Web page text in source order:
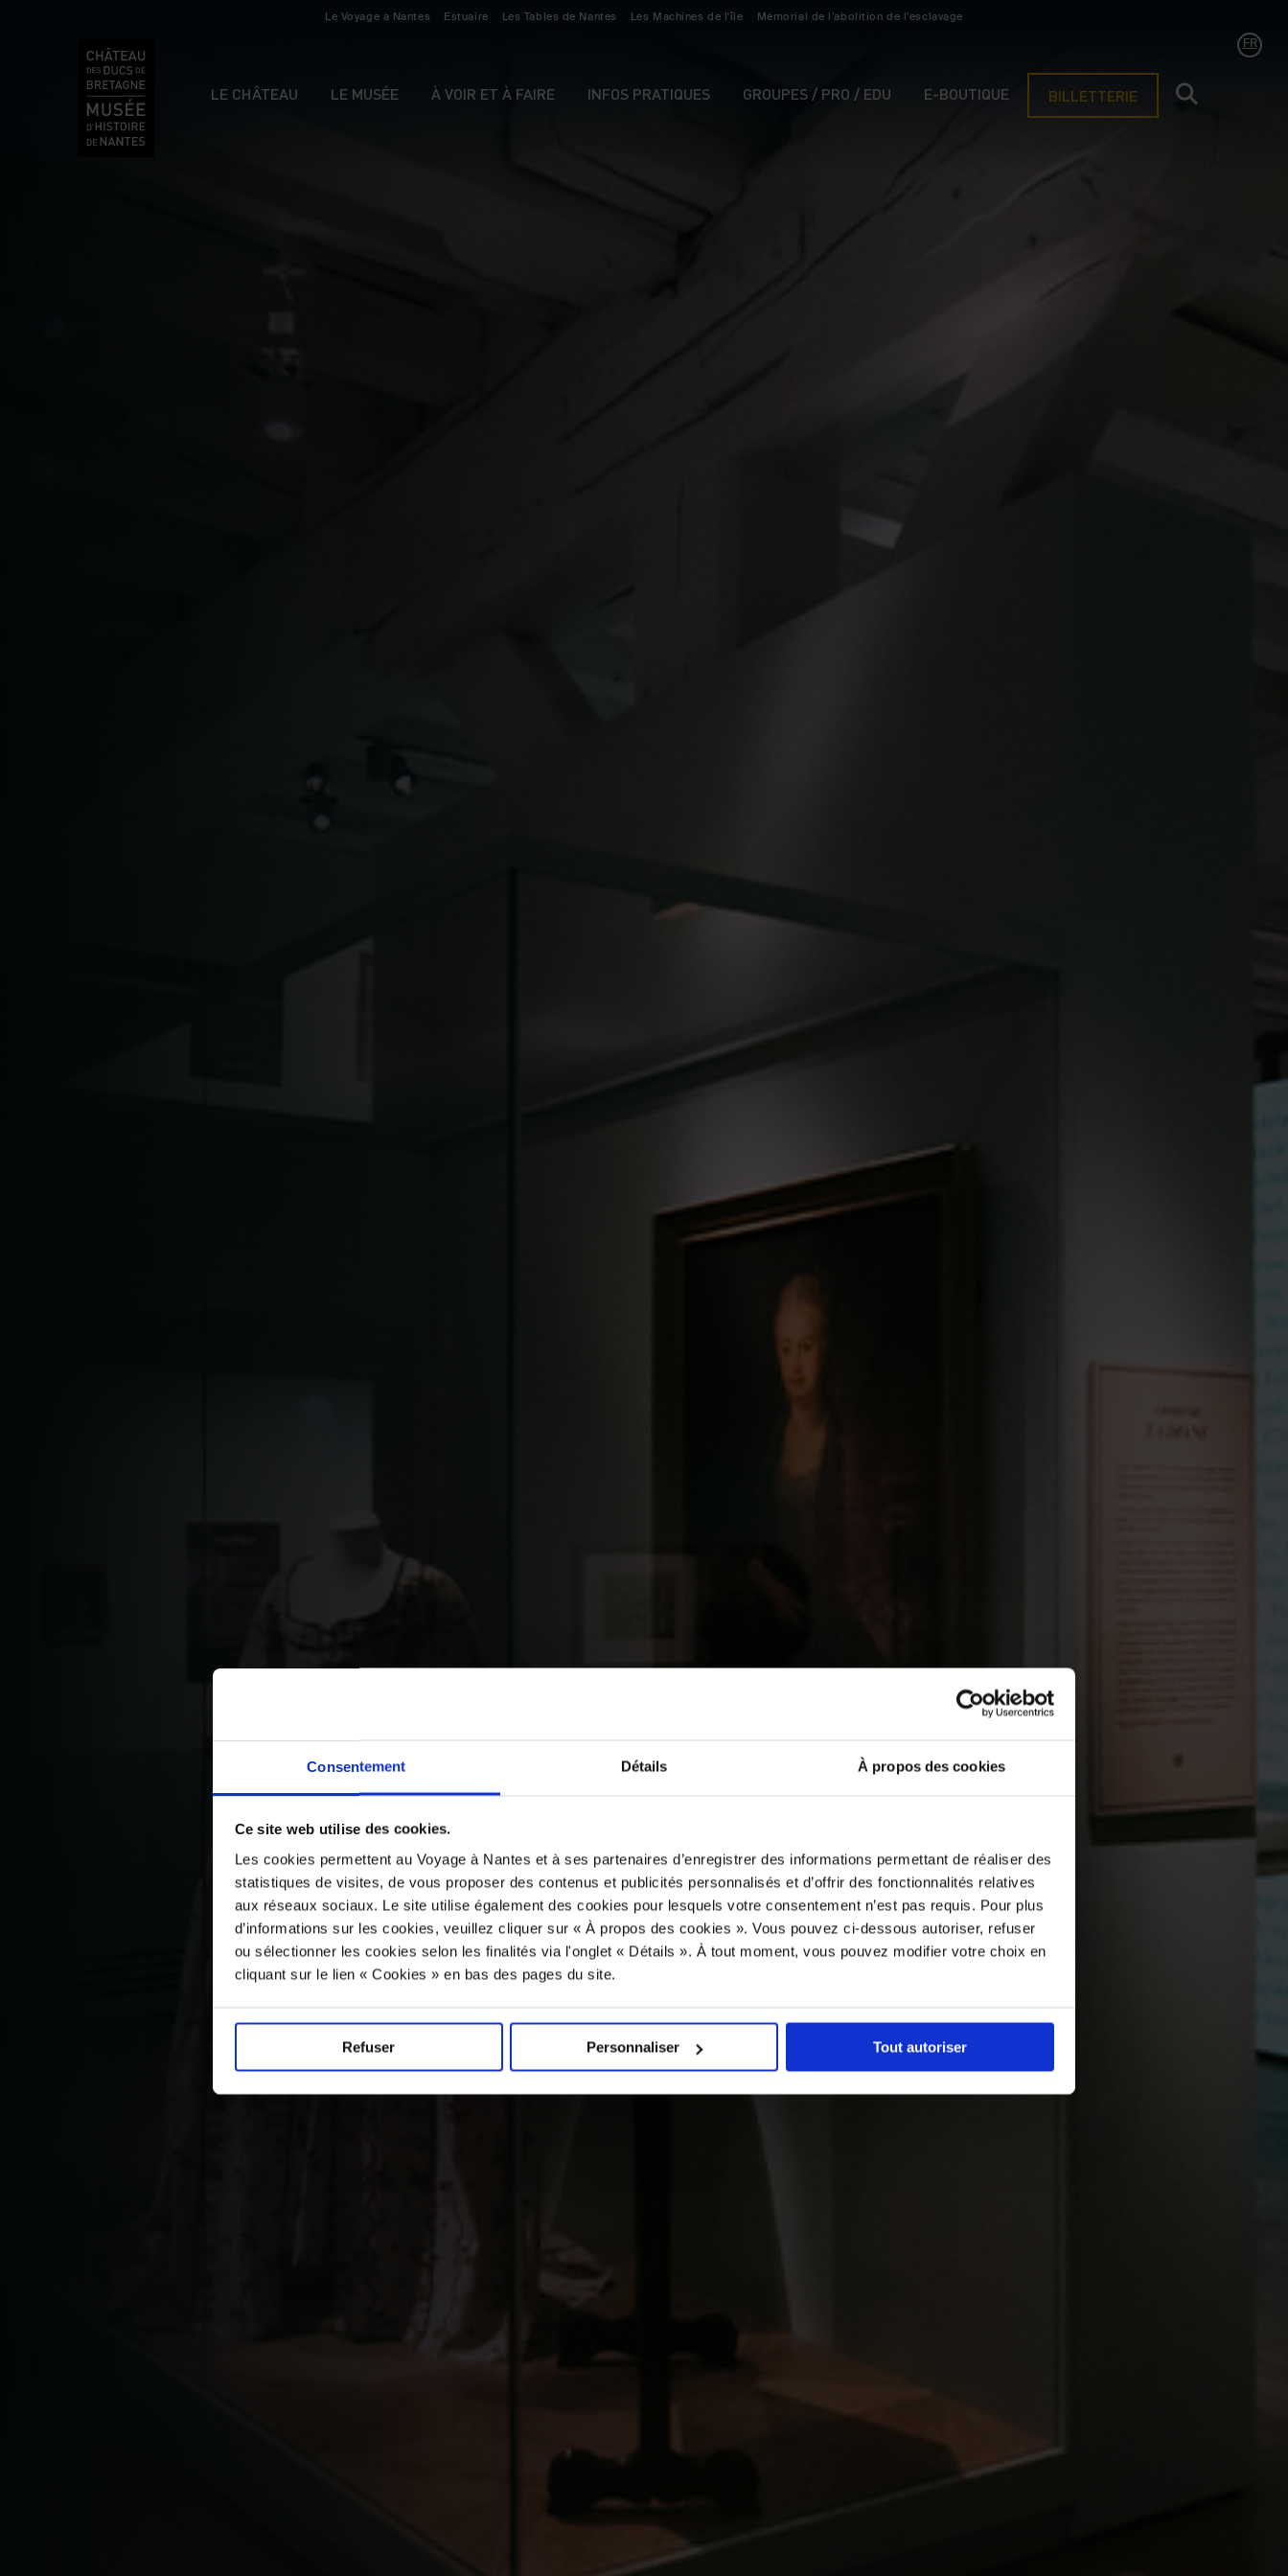
Consentement Détails À propos des cookies
Ce site web utilise des cookies.
Les cookies permettent au Voyage à Nantes et à ses partenaires d’enregistrer des informations permettant de réaliser des
statistiques de visites, de vous proposer des contenus et publicités personnalisés et d’offrir des fonctionnalités relatives
aux réseaux sociaux. Le site utilise également des cookies pour lesquels votre consentement n’est pas requis. Pour plus
d’informations sur les cookies, veuillez cliquer sur « À propos des cookies ». Vous pouvez ci-dessous autoriser, refuser
ou sélectionner les cookies selon les finalités via l'onglet « Détails ». À tout moment, vous pouvez modifier votre choix en
cliquant sur le lien « Cookies » en bas des pages du site.
Refuser Personnaliser Tout autoriser
Le Voyage à Nantes Estuaire Les Tables de Nantes Les Machines de l'île Mémorial de l’abolition de l’esclavage
LE CHÂTEAU LE MUSÉE À VOIR ET À FAIRE INFOS PRATIQUES GROUPES / PRO / EDU E-BOUTIQUE BILLETTERIE
FR